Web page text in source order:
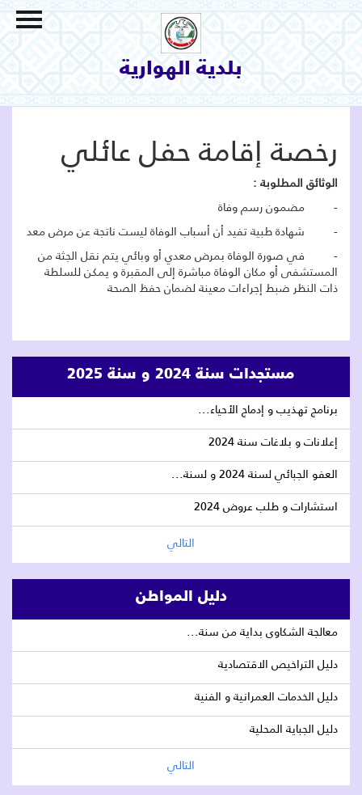
الاتصال بنا
السياحة و الثقافة
البيئة والمحيط
خدمات بلدية
البلدية
التعريف بالمنطقة
بلدية الهوارية
رخصة إقامة حفل عائلي
الوثائق المطلوبة :
- مضمون رسم وفاة
- شهادة طبية تفيد أن أسباب الوفاة ليست ناتجة عن مرض معد
- في صورة الوفاة بمرض معدي أو وبائي يتم نقل الجثة من
المستشفى أو مكان الوفاة مباشرة إلى المقبرة و يمكن للسلطة
ذات النظر ضبط إجراءات معينة لضمان حفظ الصحة
مستجدات سنة 2024 و سنة 2025
برنامج تهذيب و إدماج الأحياء...
إعلانات و بلاغات سنة 2024
العفو الجبائي لسنة 2024 و لسنة...
استشارات و طلب عروض 2024
التالي
دليل المواطن
معالجة الشكاوى بداية من سنة...
دليل التراخيص الاقتصادية
دليل الخدمات العمرانية و الفنية
دليل الجباية المحلية
التالي